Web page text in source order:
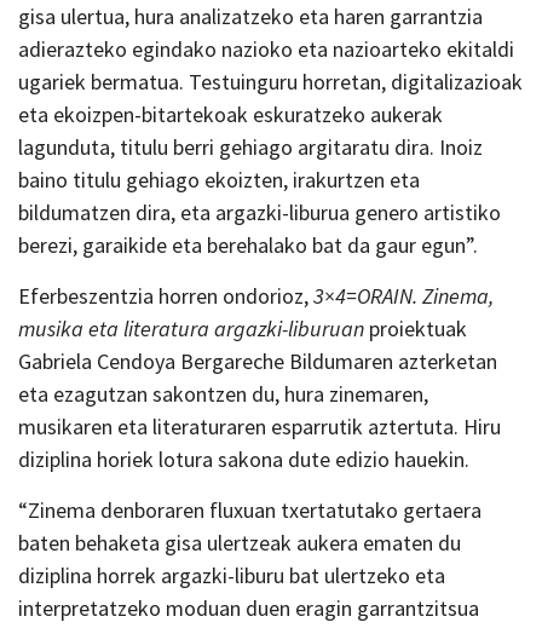
gisa ulertua, hura analizatzeko eta haren garrantzia
adierazteko egindako nazioko eta nazioarteko ekitaldi
ugariek bermatua. Testuinguru horretan, digitalizazioak
eta ekoizpen-bitartekoak eskuratzeko aukerak
lagunduta, titulu berri gehiago argitaratu dira. Inoiz
baino titulu gehiago ekoizten, irakurtzen eta
bildumatzen dira, eta argazki-liburua genero artistiko
berezi, garaikide eta berehalako bat da gaur egun”.
Eferbeszentzia horren ondorioz,3×4=ORAIN. Zinema,
musika eta literatura argazki-liburuan proiektuak
Gabriela Cendoya Bergareche Bildumaren azterketan
eta ezagutzan sakontzen du, hura zinemaren,
musikaren eta literaturaren esparrutik aztertuta. Hiru
diziplina horiek lotura sakona dute edizio hauekin.
“Zinema denboraren fluxuan txertatutako gertaera
baten behaketa gisa ulertzeak aukera ematen du
diziplina horrek argazki-liburu bat ulertzeko eta
interpretatzeko moduan duen eragin garrantzitsua